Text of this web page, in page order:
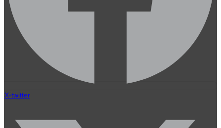
X-twitter